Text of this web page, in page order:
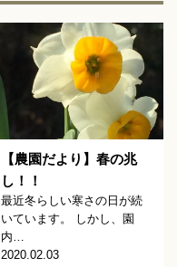
【農園だより】春の兆
し！！
最近冬らしい寒さの日が続
いています。 しかし、園
内…
2020.02.03